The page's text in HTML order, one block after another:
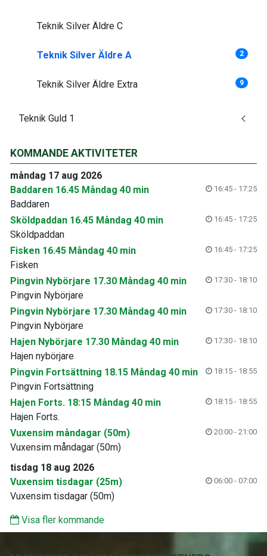
Teknik Silver Äldre C
Teknik Silver Äldre A 2
Teknik Silver Äldre Extra 9
Teknik Guld 1
KOMMANDE AKTIVITETER
måndag 17 aug 2026
Baddaren 16.45 Måndag 40 min
16:45 - 17:25
Baddaren
Sköldpaddan 16.45 Måndag 40 min
16:45 - 17:25
Sköldpaddan
Fisken 16.45 Måndag 40 min
16:45 - 17:25
Fisken
Pingvin Nybörjare 17.30 Måndag 40 min
17:30 - 18:10
Pingvin Nybörjare
Pingvin Nybörjare 17.30 Måndag 40 min
17:30 - 18:10
Pingvin Nybörjare
Hajen Nybörjare 17.30 Måndag 40 min
17:30 - 18:10
Hajen nybörjare
Pingvin Fortsättning 18.15 Måndag 40 min
18:15 - 18:55
Pingvin Fortsättning
Hajen Forts. 18:15 Måndag 40 min
18:15 - 18:55
Hajen Forts.
Vuxensim måndagar (50m)
20:00 - 21:00
Vuxensim måndagar (50m)
tisdag 18 aug 2026
Vuxensim tisdagar (25m)
06:00 - 07:00
Vuxensim tisdagar (50m)
Visa fler kommande